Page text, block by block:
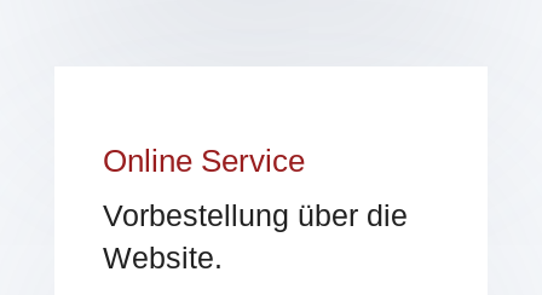
Online Service
Vorbestellung über die
Website.